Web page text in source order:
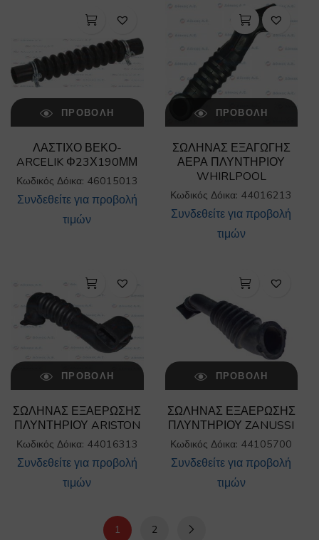
ΠΡΟΒΟΛΉ
ΛΑΣΤΙΧΟ ΒΕΚΟ-
ARCELIK Φ23Χ190ΜΜ
Κωδικός Δόικα: 46015013
Συνδεθείτε για προβολή
τιμών
ΠΡΟΒΟΛΉ
ΣΩΛΗΝΑΣ ΕΞΑΓΩΓΗΣ
ΑΕΡΑ ΠΛΥΝΤΗΡΙΟΥ
WHIRLPOOL
Κωδικός Δόικα: 44016213
Συνδεθείτε για προβολή
τιμών
ΠΡΟΒΟΛΉ
ΣΩΛΗΝΑΣ ΕΞΑΕΡΩΣΗΣ
ΠΛΥΝΤΗΡΙΟΥ ARISTON
Κωδικός Δόικα: 44016313
Συνδεθείτε για προβολή
τιμών
ΠΡΟΒΟΛΉ
ΣΩΛΗΝΑΣ ΕΞΑΕΡΩΣΗΣ
ΠΛΥΝΤΗΡΙΟΥ ZANUSSI
Κωδικός Δόικα: 44105700
Συνδεθείτε για προβολή
τιμών
1 2